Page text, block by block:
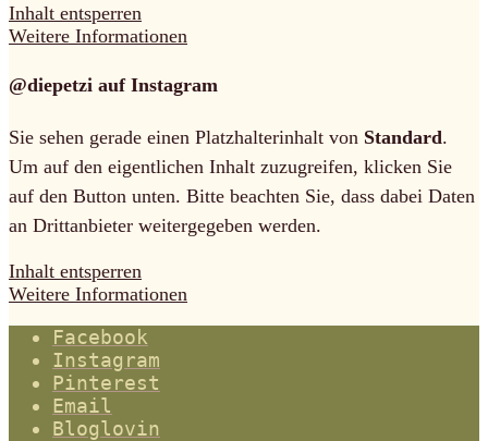
Inhalt entsperren
Weitere Informationen
@diepetzi auf Instagram
Sie sehen gerade einen Platzhalterinhalt von Standard.
Um auf den eigentlichen Inhalt zuzugreifen, klicken Sie
auf den Button unten. Bitte beachten Sie, dass dabei Daten
an Drittanbieter weitergegeben werden.
Inhalt entsperren
Weitere Informationen
Facebook
Instagram
Pinterest
Email
Bloglovin